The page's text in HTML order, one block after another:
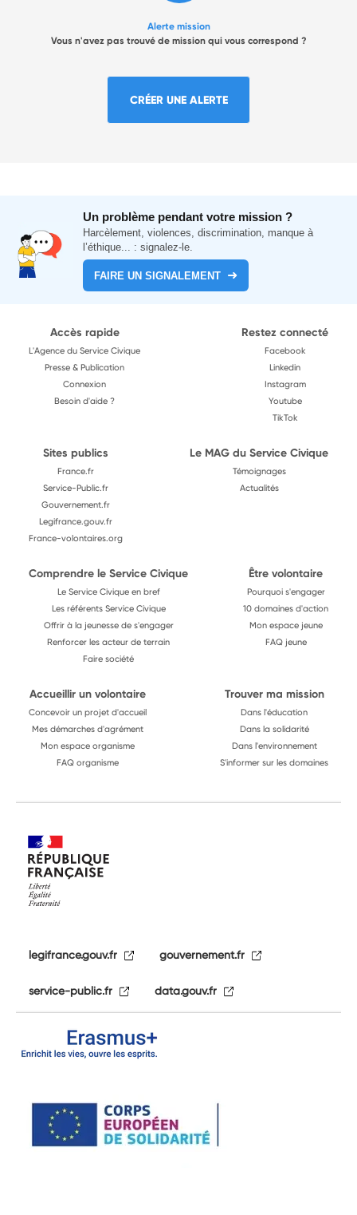
Alerte mission
Vous n'avez pas trouvé de mission qui vous correspond ?
CRÉER UNE ALERTE
Un problème pendant votre mission ?
Harcèlement, violences, discrimination, manque à
l’éthique... : signalez-le.
FAIRE UN SIGNALEMENT
Accès rapide
L'Agence du Service Civique
Presse & Publication
Connexion
Besoin d'aide ?
Restez connecté
Facebook
Linkedin
Instagram
Youtube
TikTok
Sites publics
France.fr
Service-Public.fr
Gouvernement.fr
Legifrance.gouv.fr
France-volontaires.org
Le MAG du Service Civique
Témoignages
Actualités
Comprendre le Service Civique
Le Service Civique en bref
Les référents Service Civique
Offrir à la jeunesse de s'engager
Renforcer les acteur de terrain
Faire société
Être volontaire
Pourquoi s'engager
10 domaines d'action
Mon espace jeune
FAQ jeune
Accueillir un volontaire
Concevoir un projet d'accueil
Mes démarches d'agrément
Mon espace organisme
FAQ organisme
Trouver ma mission
Dans l'éducation
Dans la solidarité
Dans l'environnement
S'informer sur les domaines
legifrance.gouv.fr gouvernement.fr
service-public.fr data.gouv.fr